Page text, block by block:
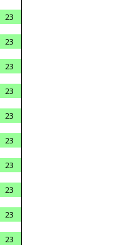
23
23
23
23
23
23
23
23
23
23